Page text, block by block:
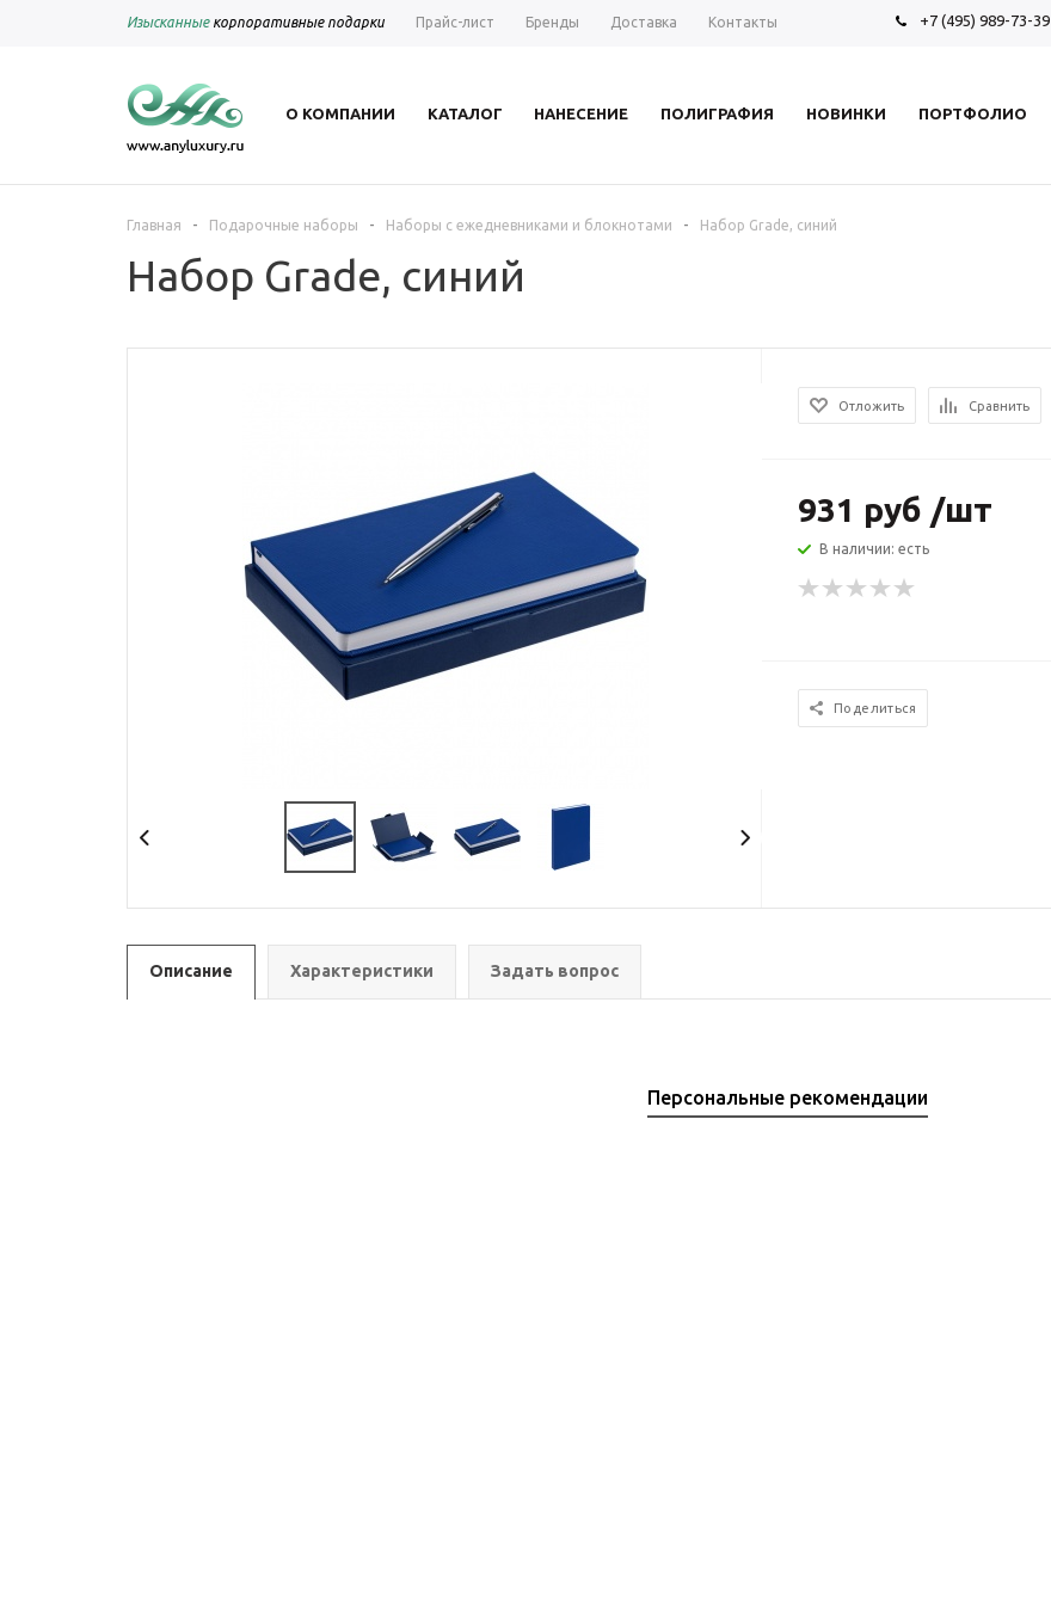
Изысканныекорпоративные подарки Прайс-лист Бренды Доставка Контакты +7 (495) 989-73-39
О КОМПАНИИ КАТАЛОГ НАНЕСЕНИЕ ПОЛИГРАФИЯ НОВИНКИ ПОРТФОЛИО
Главная - Подарочные наборы - Наборы с ежедневниками и блокнотами - Набор Grade, синий
Набор Grade, синий
Отложить Сравнить
931 руб /шт
В наличии: есть
Поделиться
Описание Характеристики Задать вопрос
Персональные рекомендации